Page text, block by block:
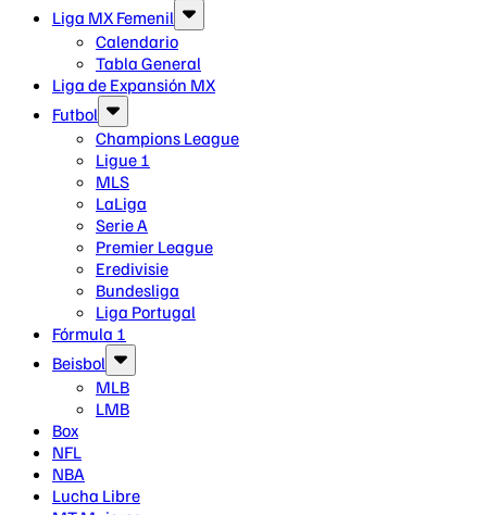
Liga MX Femenil
Calendario
Tabla General
Liga de Expansión MX
Futbol
Champions League
Ligue 1
MLS
LaLiga
Serie A
Premier League
Eredivisie
Bundesliga
Liga Portugal
Fórmula 1
Beisbol
MLB
LMB
Box
NFL
NBA
Lucha Libre